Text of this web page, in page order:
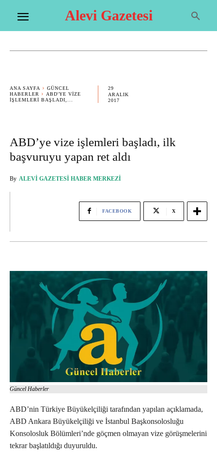
Alevi Gazetesi
ANA SAYFA
GÜNCEL
HABERLER
ABD'YE VIZE
IŞLEMLERI BAŞLADI,...
29
ARALIK
2017
ABD’ye vize işlemleri başladı, ilk
başvuruyu yapan ret aldı
By ALEVI GAZETESI HABER MERKEZI
FACEBOOK X
Güncel Haberler
ABD’nin Türkiye Büyükelçiliği tarafından yapılan açıklamada,
ABD Ankara Büyükelçiliği ve İstanbul Başkonsolosluğu
Konsolosluk Bölümleri’nde göçmen olmayan vize görüşmelerini
tekrar başlatıldığı duyuruldu.